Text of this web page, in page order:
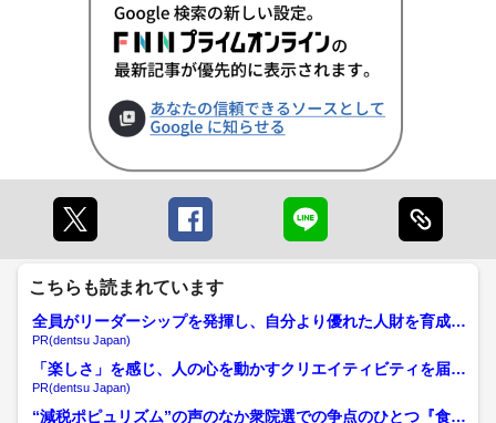
こちらも読まれています
全員がリーダーシップを発揮し、自分より優れた人財を育成す
る
PR(dentsu Japan)
「楽しさ」を感じ、人の心を動かすクリエイティビティを届け
る
PR(dentsu Japan)
“減税ポピュリズム”の声のなか衆院選での争点のひとつ『食料